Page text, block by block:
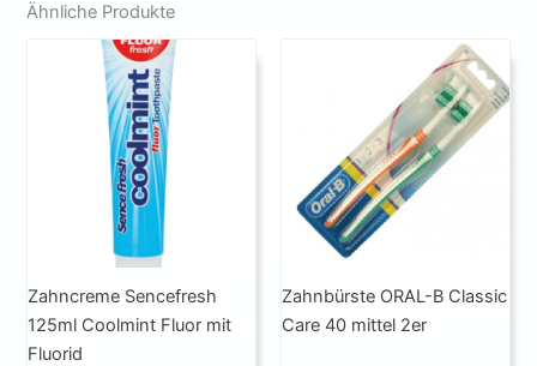
Ähnliche Produkte
Zahncreme Sencefresh
125ml Coolmint Fluor mit
Fluorid
Zahnbürste ORAL-B Classic
Care 40 mittel 2er